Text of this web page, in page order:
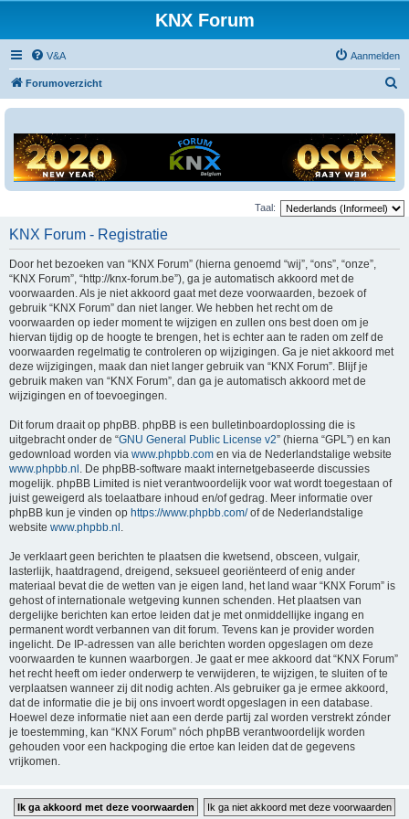
KNX Forum
V&A Aanmelden
Forumoverzicht
Taal:
KNX Forum - Registratie
Door het bezoeken van “KNX Forum” (hierna genoemd “wij”, “ons”, “onze”,
“KNX Forum”, “http://knx-forum.be”), ga je automatisch akkoord met de
voorwaarden. Als je niet akkoord gaat met deze voorwaarden, bezoek of
gebruik “KNX Forum” dan niet langer. We hebben het recht om de
voorwaarden op ieder moment te wijzigen en zullen ons best doen om je
hiervan tijdig op de hoogte te brengen, het is echter aan te raden om zelf de
voorwaarden regelmatig te controleren op wijzigingen. Ga je niet akkoord met
deze wijzigingen, maak dan niet langer gebruik van “KNX Forum”. Blijf je
gebruik maken van “KNX Forum”, dan ga je automatisch akkoord met de
wijzigingen en of toevoegingen.
Dit forum draait op phpBB. phpBB is een bulletinboardoplossing die is
uitgebracht onder de “GNU General Public License v2” (hierna “GPL”) en kan
gedownload worden via www.phpbb.com en via de Nederlandstalige website
www.phpbb.nl . De phpBB-software maakt internetgebaseerde discussies
mogelijk. phpBB Limited is niet verantwoordelijk voor wat wordt toegestaan of
juist geweigerd als toelaatbare inhoud en/of gedrag. Meer informatie over
phpBB kun je vinden op https://www.phpbb.com/of de Nederlandstalige
website www.phpbb.nl .
Je verklaart geen berichten te plaatsen die kwetsend, obsceen, vulgair,
lasterlijk, haatdragend, dreigend, seksueel georiënteerd of enig ander
materiaal bevat die de wetten van je eigen land, het land waar “KNX Forum” is
gehost of internationale wetgeving kunnen schenden. Het plaatsen van
dergelijke berichten kan ertoe leiden dat je met onmiddellijke ingang en
permanent wordt verbannen van dit forum. Tevens kan je provider worden
ingelicht. De IP-adressen van alle berichten worden opgeslagen om deze
voorwaarden te kunnen waarborgen. Je gaat er mee akkoord dat “KNX Forum”
het recht heeft om ieder onderwerp te verwijderen, te wijzigen, te sluiten of te
verplaatsen wanneer zij dit nodig achten. Als gebruiker ga je ermee akkoord,
dat de informatie die je bij ons invoert wordt opgeslagen in een database.
Hoewel deze informatie niet aan een derde partij zal worden verstrekt zónder
je toestemming, kan “KNX Forum” nóch phpBB verantwoordelijk worden
gehouden voor een hackpoging die ertoe kan leiden dat de gegevens
vrijkomen.